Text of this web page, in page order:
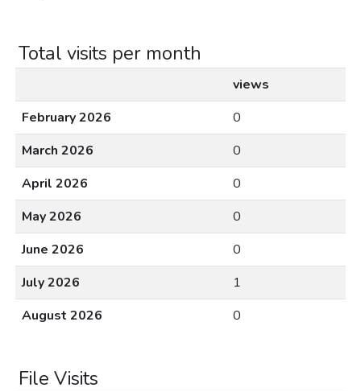
Total visits per month
views
February 2026
0
March 2026
0
April 2026
0
May 2026
0
June 2026
0
July 2026
1
August 2026
0
File Visits